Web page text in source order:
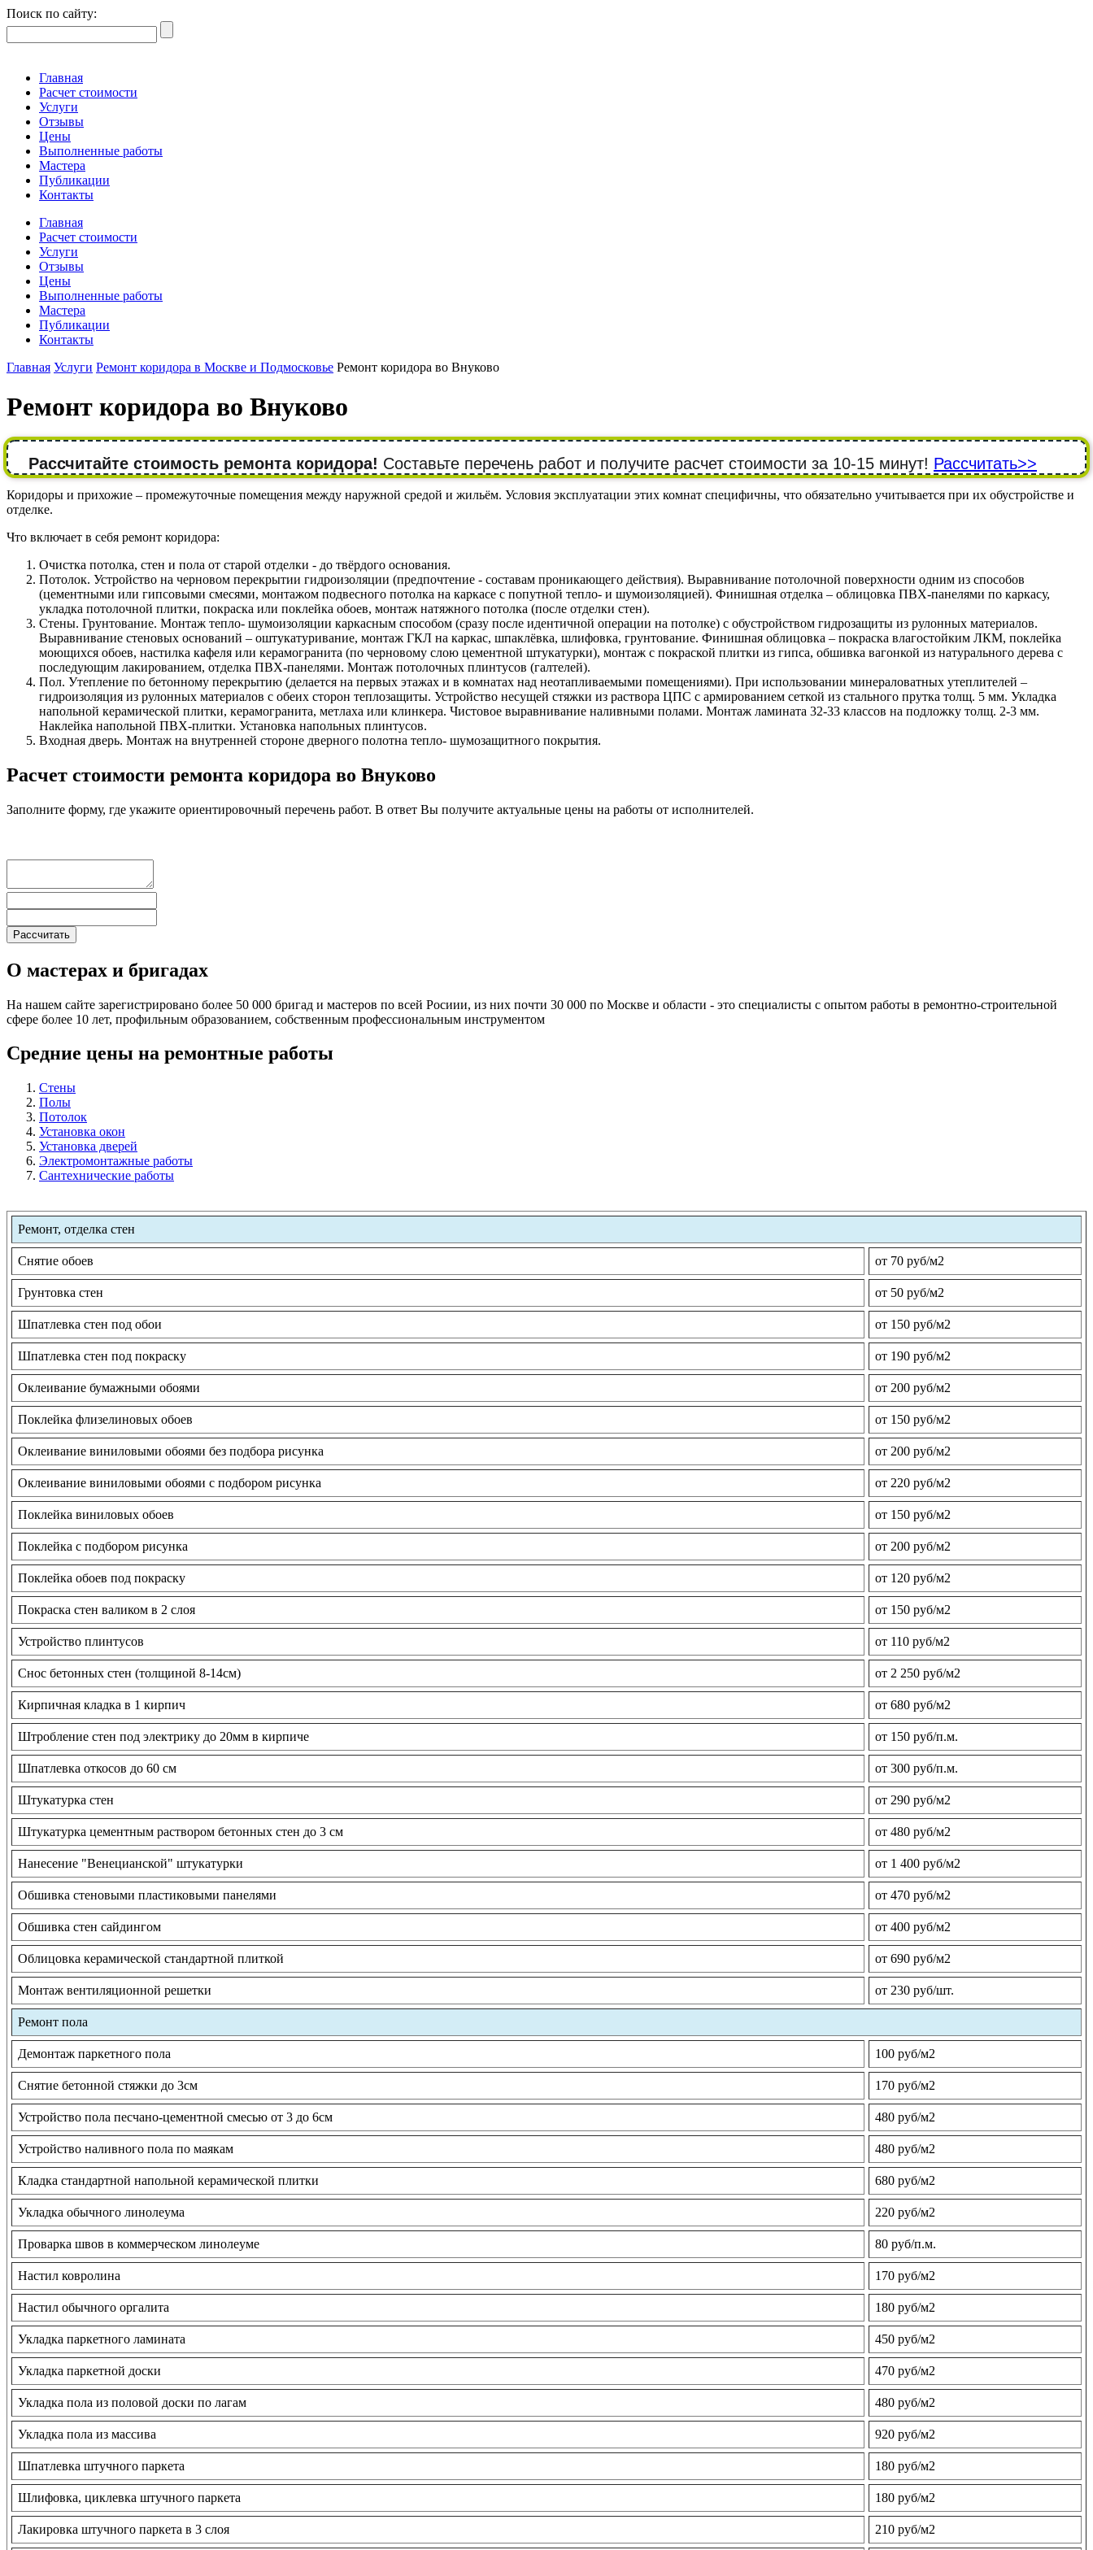
Поиск по сайту:
Главная
Расчет стоимости
Услуги
Отзывы
Цены
Выполненные работы
Мастера
Публикации
Контакты
Главная
Расчет стоимости
Услуги
Отзывы
Цены
Выполненные работы
Мастера
Публикации
Контакты
Главная Услуги Ремонт коридора в Москве и Подмосковье Ремонт коридора во Внуково
Ремонт коридора во Внуково
Рассчитайте стоимость ремонта коридора! Составьте перечень работ и получите расчет стоимости за 10-15 минут! Рассчитать>>
Коридоры и прихожие – промежуточные помещения между наружной средой и жильём. Условия эксплуатации этих комнат специфичны, что обязательно учитывается при их обустройстве и
отделке.
Что включает в себя ремонт коридора:
Очистка потолка, стен и пола от старой отделки - до твёрдого основания.
Потолок. Устройство на черновом перекрытии гидроизоляции (предпочтение - составам проникающего действия). Выравнивание потолочной поверхности одним из способов
(цементными или гипсовыми смесями, монтажом подвесного потолка на каркасе с попутной тепло- и шумоизоляцией). Финишная отделка – облицовка ПВХ-панелями по каркасу,
укладка потолочной плитки, покраска или поклейка обоев, монтаж натяжного потолка (после отделки стен).
Стены. Грунтование. Монтаж тепло- шумоизоляции каркасным способом (сразу после идентичной операции на потолке) с обустройством гидрозащиты из рулонных материалов.
Выравнивание стеновых оснований – оштукатуривание, монтаж ГКЛ на каркас, шпаклёвка, шлифовка, грунтование. Финишная облицовка – покраска влагостойким ЛКМ, поклейка
моющихся обоев, настилка кафеля или керамогранита (по черновому слою цементной штукатурки), монтаж с покраской плитки из гипса, обшивка вагонкой из натурального дерева с
последующим лакированием, отделка ПВХ-панелями. Монтаж потолочных плинтусов (галтелей).
Пол. Утепление по бетонному перекрытию (делается на первых этажах и в комнатах над неотапливаемыми помещениями). При использовании минераловатных утеплителей –
гидроизоляция из рулонных материалов с обеих сторон теплозащиты. Устройство несущей стяжки из раствора ЦПС с армированием сеткой из стального прутка толщ. 5 мм. Укладка
напольной керамической плитки, керамогранита, метлаха или клинкера. Чистовое выравнивание наливными полами. Монтаж ламината 32-33 классов на подложку толщ. 2-3 мм.
Наклейка напольной ПВХ-плитки. Установка напольных плинтусов.
Входная дверь. Монтаж на внутренней стороне дверного полотна тепло- шумозащитного покрытия.
Расчет стоимости ремонта коридора во Внуково
Заполните форму, где укажите ориентировочный перечень работ. В ответ Вы получите актуальные цены на работы от исполнителей.
О мастерах и бригадах
На нашем сайте зарегистрировано более 50 000 бригад и мастеров по всей Росиии, из них почти 30 000 по Москве и области - это специалисты с опытом работы в ремонтно-строительной
сфере более 10 лет, профильным образованием, собственным профессиональным инструментом
Средние цены на ремонтные работы
Стены
Полы
Потолок
Установка окон
Установка дверей
Электромонтажные работы
Сантехнические работы
Ремонт, отделка стен
Снятие обоев от 70 руб/м2
Грунтовка стен от 50 руб/м2
Шпатлевка стен под обои от 150 руб/м2
Шпатлевка стен под покраску от 190 руб/м2
Оклеивание бумажными обоями от 200 руб/м2
Поклейка флизелиновых обоев от 150 руб/м2
Оклеивание виниловыми обоями без подбора рисунка от 200 руб/м2
Оклеивание виниловыми обоями с подбором рисунка от 220 руб/м2
Поклейка виниловых обоев от 150 руб/м2
Поклейка с подбором рисунка от 200 руб/м2
Поклейка обоев под покраску от 120 руб/м2
Покраска стен валиком в 2 слоя от 150 руб/м2
Устройство плинтусов от 110 руб/м2
Снос бетонных стен (толщиной 8-14см) от 2 250 руб/м2
Кирпичная кладка в 1 кирпич от 680 руб/м2
Штробление стен под электрику до 20мм в кирпиче от 150 руб/п.м.
Шпатлевка откосов до 60 см от 300 руб/п.м.
Штукатурка стен от 290 руб/м2
Штукатурка цементным раствором бетонных стен до 3 см от 480 руб/м2
Нанесение "Венецианской" штукатурки от 1 400 руб/м2
Обшивка стеновыми пластиковыми панелями от 470 руб/м2
Обшивка стен сайдингом от 400 руб/м2
Облицовка керамической стандартной плиткой от 690 руб/м2
Монтаж вентиляционной решетки от 230 руб/шт.
Ремонт пола
Демонтаж паркетного пола 100 руб/м2
Снятие бетонной стяжки до 3см 170 руб/м2
Устройство пола песчано-цементной смесью от 3 до 6см 480 руб/м2
Устройство наливного пола по маякам 480 руб/м2
Кладка стандартной напольной керамической плитки 680 руб/м2
Укладка обычного линолеума 220 руб/м2
Проварка швов в коммерческом линолеуме 80 руб/п.м.
Настил ковролина 170 руб/м2
Настил обычного оргалита 180 руб/м2
Укладка паркетного ламината 450 руб/м2
Укладка паркетной доски 470 руб/м2
Укладка пола из половой доски по лагам 480 руб/м2
Укладка пола из массива 920 руб/м2
Шпатлевка штучного паркета 180 руб/м2
Шлифовка, циклевка штучного паркета 180 руб/м2
Лакировка штучного паркета в 3 слоя 210 руб/м2